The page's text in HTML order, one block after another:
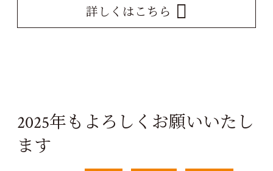
詳しくはこちら
2025年もよろしくお願いいたし
ます